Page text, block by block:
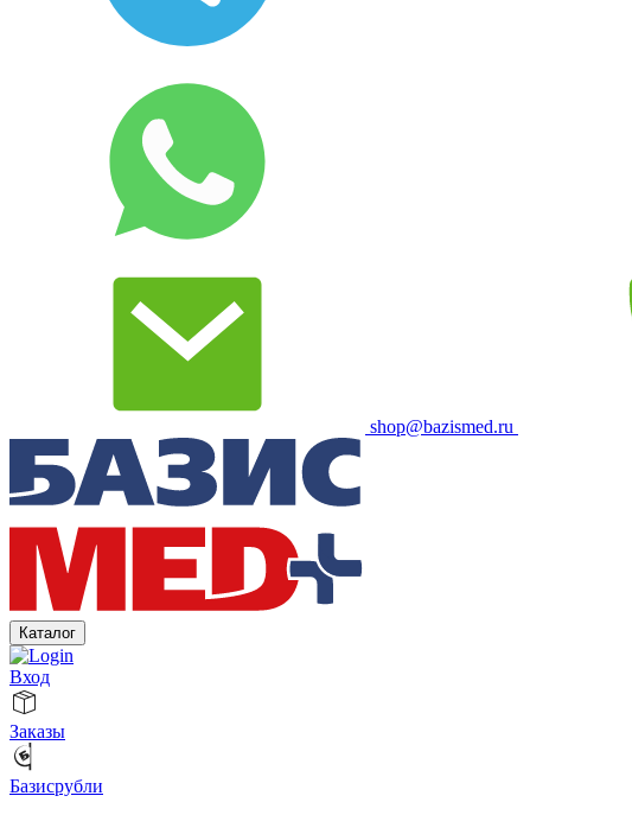
shop@bazismed.ru
Каталог
Вход
Заказы
Базисрубли